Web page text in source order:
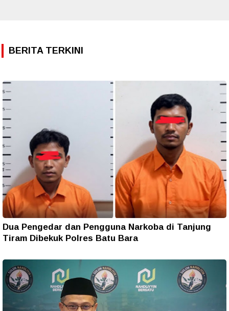
BERITA TERKINI
Dua Pengedar dan Pengguna Narkoba di Tanjung
Tiram Dibekuk Polres Batu Bara